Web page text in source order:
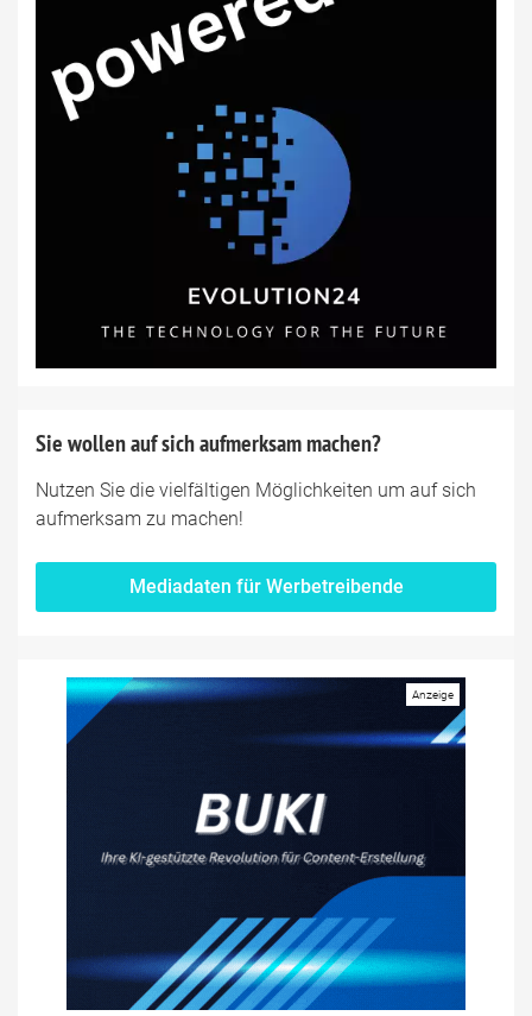
Sie wollen auf sich aufmerksam machen?
Nutzen Sie die vielfältigen Möglichkeiten um auf sich
aufmerksam zu machen!
Mediadaten für Werbetreibende